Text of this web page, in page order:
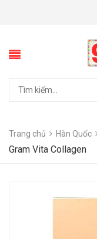
Trang chủ Hàn Quốc
Gram Vita Collagen